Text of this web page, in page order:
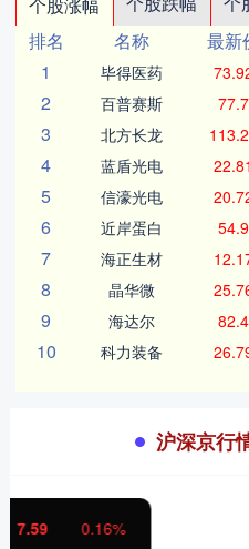
个股涨幅
排名
名称 最新
1
毕得医药
2 百普赛斯 77.7
3 北方长龙
4 蓝盾光电 22.81
5 信濠光电
6 近岸蛋白 54.9
7 海正生材
8 晶华微
9 海达尔 82.4
10 科力装备
沪深京行
北证50